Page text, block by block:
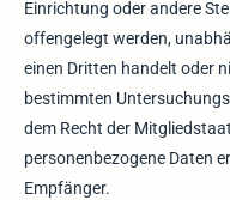
Einrichtung oder andere
offengelegt werden,
einen Dritten handelt oder
bestimmten
dem Recht der
personenbezogene Daten
Empfänger.